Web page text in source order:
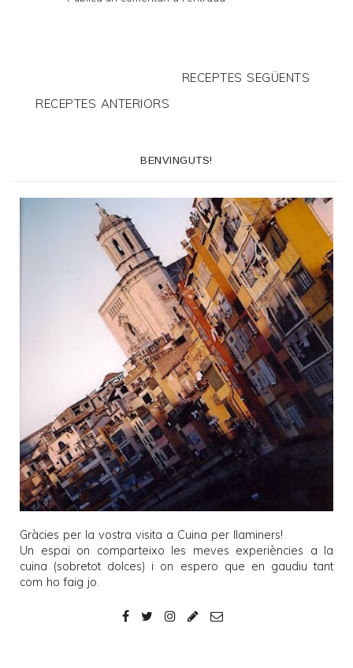
RECEPTES SEGÜENTS
RECEPTES ANTERIORS
BENVINGUTS!
Gràcies per la vostra visita a Cuina per llaminers!
Un espai on comparteixo les meves experiències a la
cuina (sobretot dolces) i on espero que en gaudiu tant
com ho faig jo.